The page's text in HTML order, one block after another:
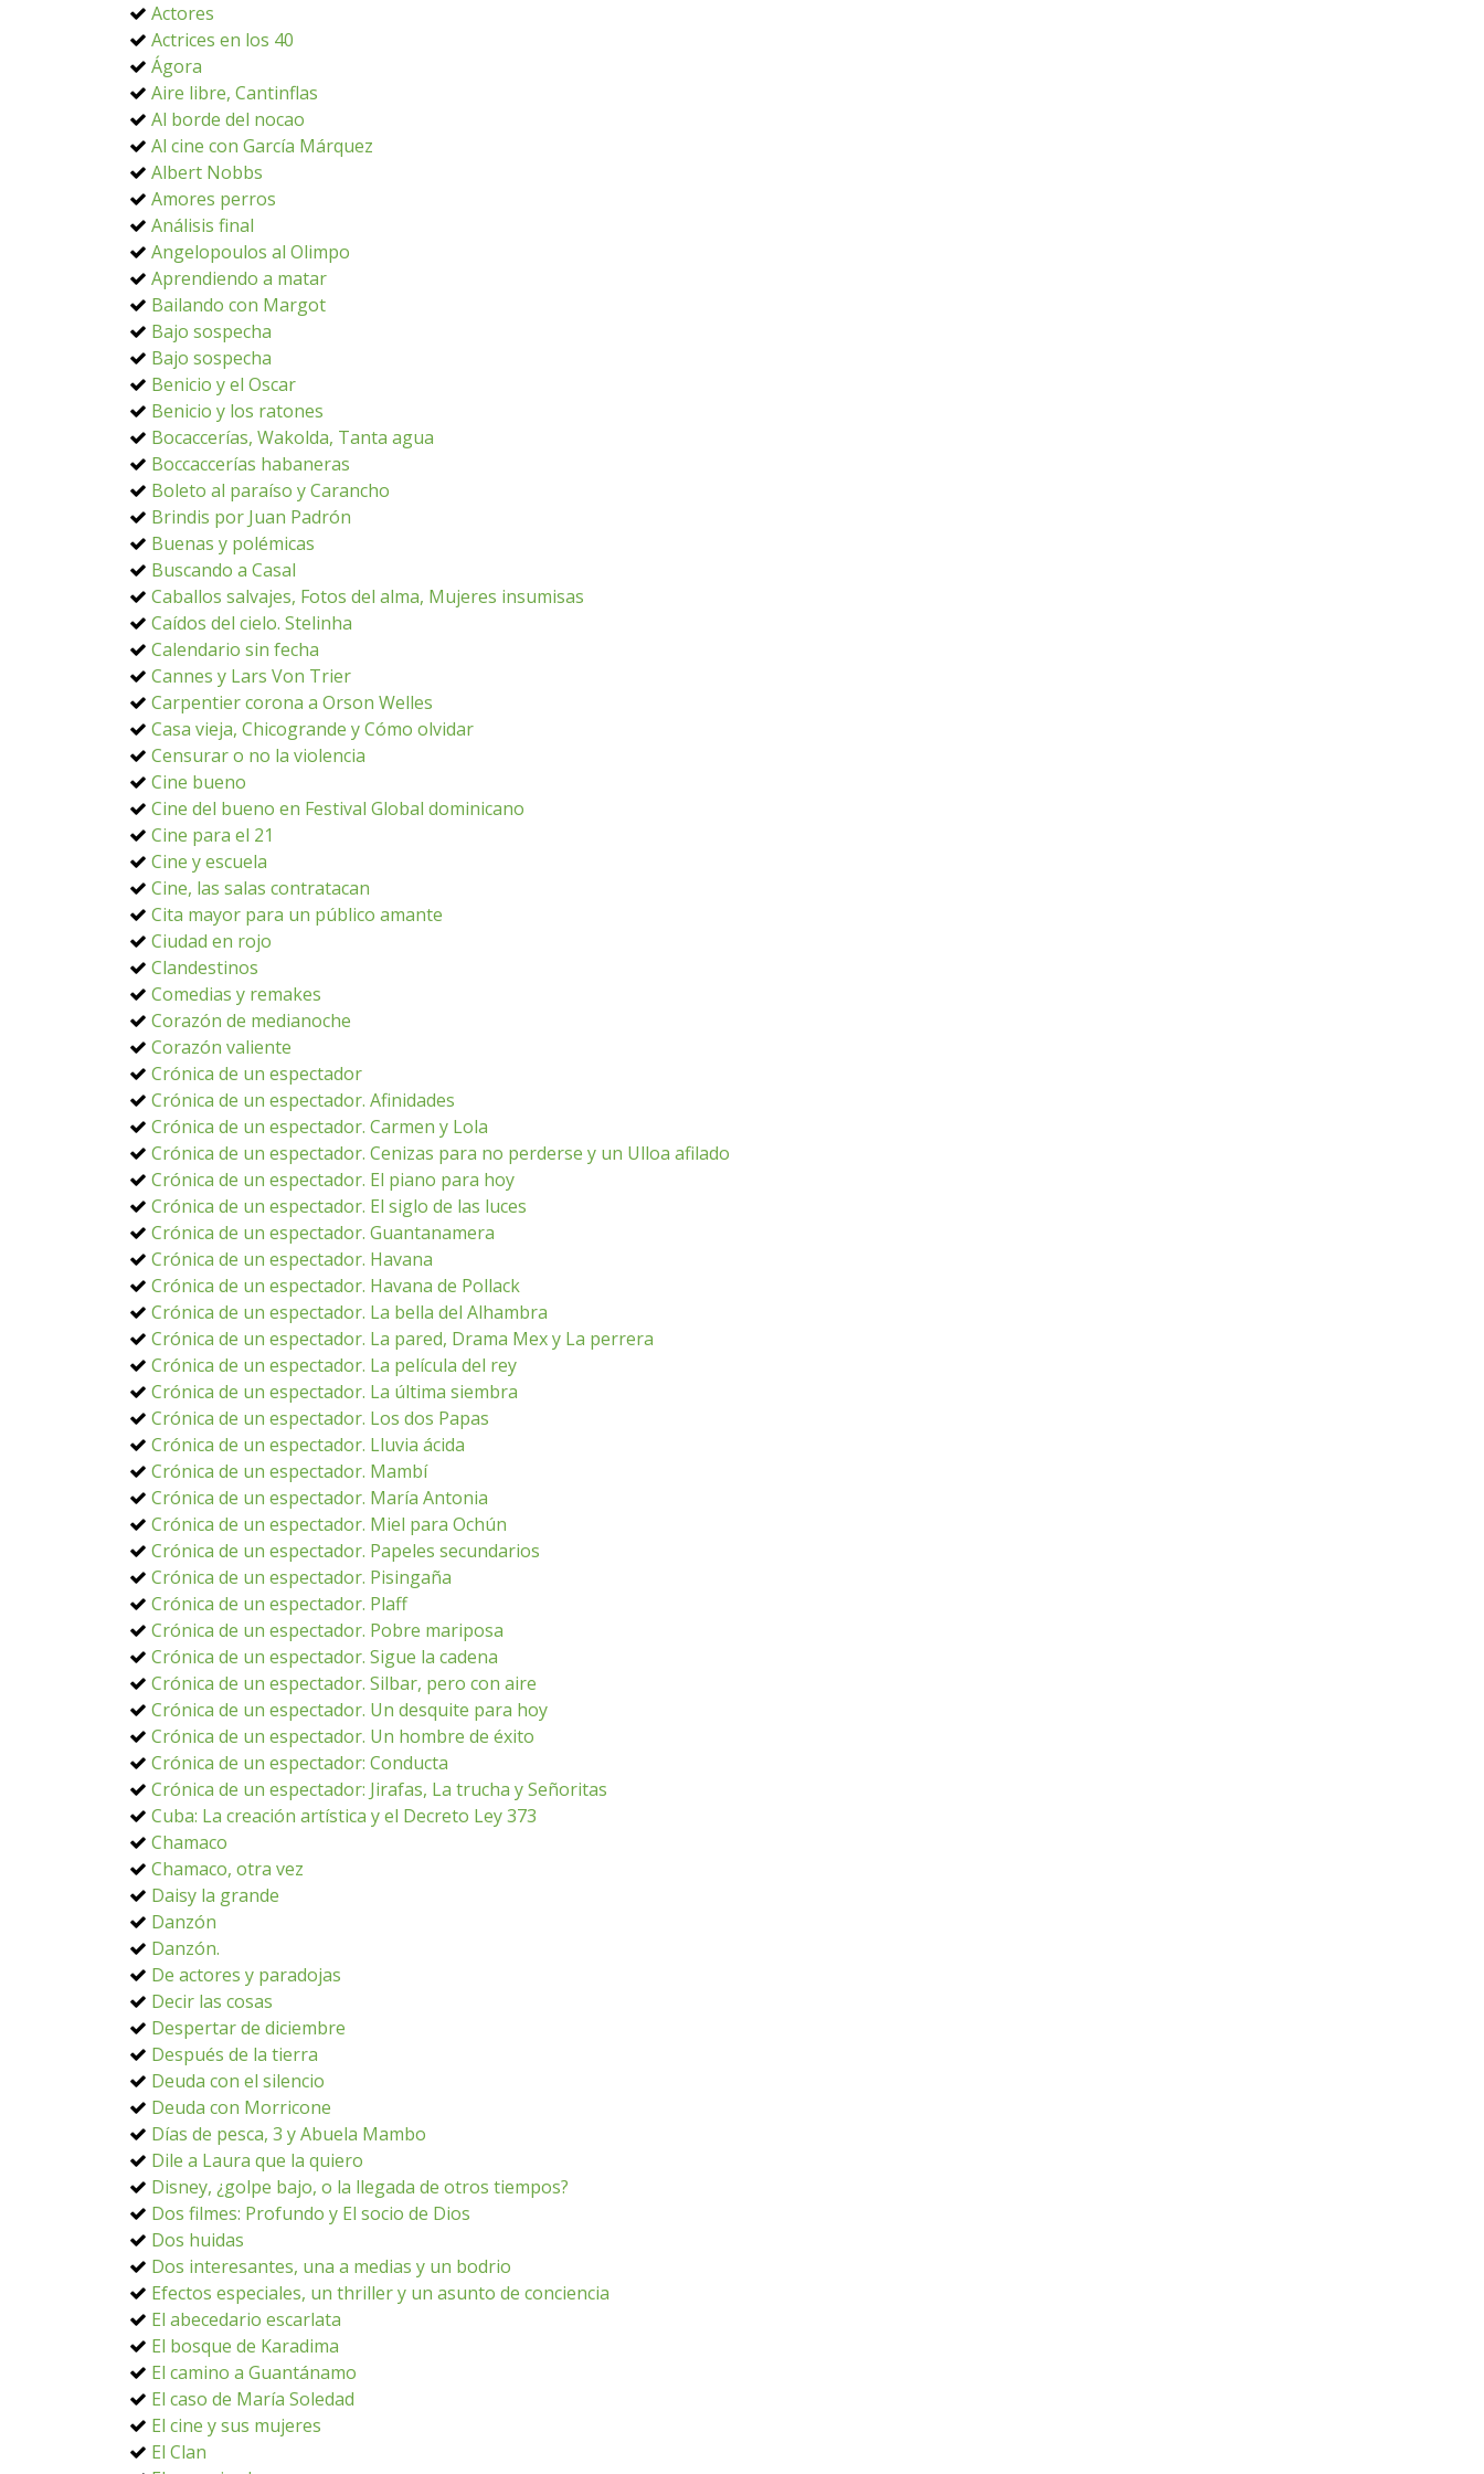
Actores
Actrices en los 40
Ágora
Aire libre, Cantinflas
Al borde del nocao
Al cine con García Márquez
Albert Nobbs
Amores perros
Análisis final
Angelopoulos al Olimpo
Aprendiendo a matar
Bailando con Margot
Bajo sospecha
Bajo sospecha
Benicio y el Oscar
Benicio y los ratones
Bocaccerías, Wakolda, Tanta agua
Boccaccerías habaneras
Boleto al paraíso y Carancho
Brindis por Juan Padrón
Buenas y polémicas
Buscando a Casal
Caballos salvajes, Fotos del alma, Mujeres insumisas
Caídos del cielo. Stelinha
Calendario sin fecha
Cannes y Lars Von Trier
Carpentier corona a Orson Welles
Casa vieja, Chicogrande y Cómo olvidar
Censurar o no la violencia
Cine bueno
Cine del bueno en Festival Global dominicano
Cine para el 21
Cine y escuela
Cine, las salas contratacan
Cita mayor para un público amante
Ciudad en rojo
Clandestinos
Comedias y remakes
Corazón de medianoche
Corazón valiente
Crónica de un espectador
Crónica de un espectador. Afinidades
Crónica de un espectador. Carmen y Lola
Crónica de un espectador. Cenizas para no perderse y un Ulloa afilado
Crónica de un espectador. El piano para hoy
Crónica de un espectador. El siglo de las luces
Crónica de un espectador. Guantanamera
Crónica de un espectador. Havana
Crónica de un espectador. Havana de Pollack
Crónica de un espectador. La bella del Alhambra
Crónica de un espectador. La pared, Drama Mex y La perrera
Crónica de un espectador. La película del rey
Crónica de un espectador. La última siembra
Crónica de un espectador. Los dos Papas
Crónica de un espectador. Lluvia ácida
Crónica de un espectador. Mambí
Crónica de un espectador. María Antonia
Crónica de un espectador. Miel para Ochún
Crónica de un espectador. Papeles secundarios
Crónica de un espectador. Pisingaña
Crónica de un espectador. Plaff
Crónica de un espectador. Pobre mariposa
Crónica de un espectador. Sigue la cadena
Crónica de un espectador. Silbar, pero con aire
Crónica de un espectador. Un desquite para hoy
Crónica de un espectador. Un hombre de éxito
Crónica de un espectador: Conducta
Crónica de un espectador: Jirafas, La trucha y Señoritas
Cuba: La creación artística y el Decreto Ley 373
Chamaco
Chamaco, otra vez
Daisy la grande
Danzón
Danzón.
De actores y paradojas
Decir las cosas
Despertar de diciembre
Después de la tierra
Deuda con el silencio
Deuda con Morricone
Días de pesca, 3 y Abuela Mambo
Dile a Laura que la quiero
Disney, ¿golpe bajo, o la llegada de otros tiempos?
Dos filmes: Profundo y El socio de Dios
Dos huidas
Dos interesantes, una a medias y un bodrio
Efectos especiales, un thriller y un asunto de conciencia
El abecedario escarlata
El bosque de Karadima
El camino a Guantánamo
El caso de María Soledad
El cine y sus mujeres
El Clan